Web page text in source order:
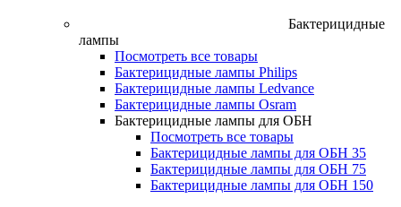
Бактерицидные
лампы
Посмотреть все товары
Бактерицидные лампы Philips
Бактерицидные лампы Ledvance
Бактерицидные лампы Osram
Бактерицидные лампы для ОБН
Посмотреть все товары
Бактерицидные лампы для ОБН 35
Бактерицидные лампы для ОБН 75
Бактерицидные лампы для ОБН 150